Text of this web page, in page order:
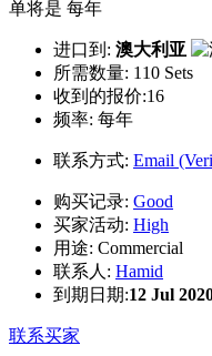
单将是 每年
进口到: 澳大利亚
所需数量: 110 Sets
收到的报价:16
频率: 每年
联系方式: Email
购买记录: Good
买家活动: High
用途: Commercial
联系人: Hamid
到期日期:12 Jul
联系买家